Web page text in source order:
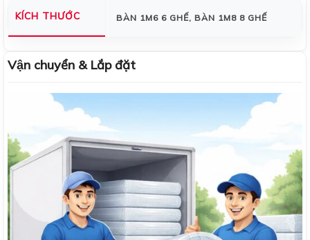
KÍCH THƯỚC BÀN 1M6 6 GHẾ, BÀN 1M8 8 GHẾ
Vận chuyển & Lắp đặt